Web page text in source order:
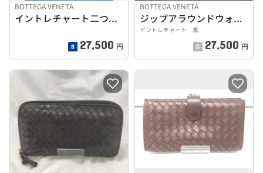
BOTTEGA VENETA
イントレチャート二つ折り長財布
27,500 円
BOTTEGA VENETA
ジップアラウンドウォレット
イントレチャート 黒
27,500 円